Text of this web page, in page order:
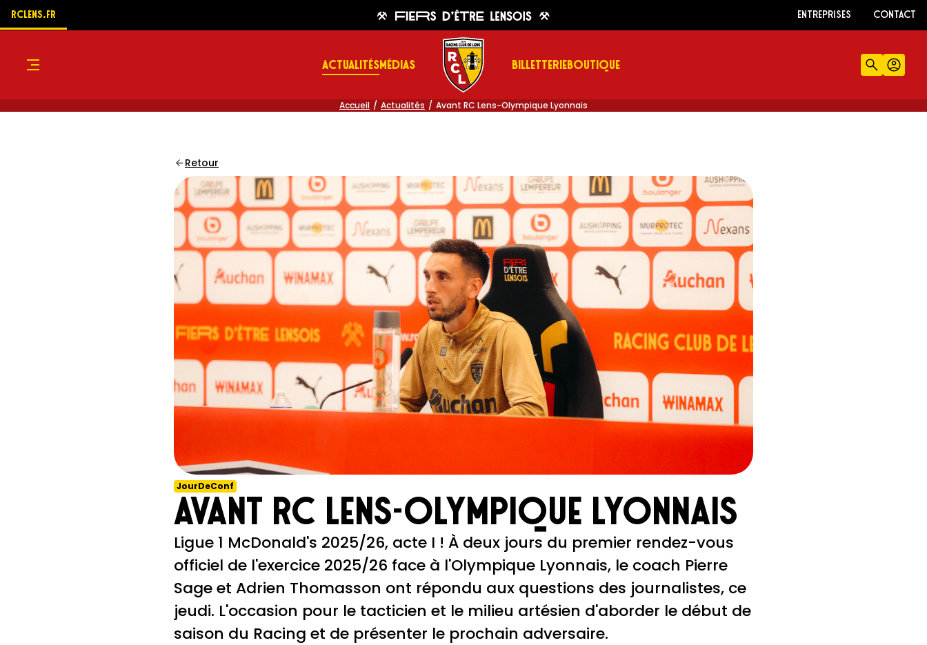
RCLENS.FR ENTREPRISES CONTACT
Menu ACTUALITÉSMÉDIAS BILLETTERIEBOUTIQUE
Accueil Actualités Avant RC Lens-Olympique Lyonnais
Retour
JourDeConf
Avant RC Lens-Olympique Lyonnais
Ligue 1 McDonald's 2025/26, acte I ! À deux jours du premier rendez-vous
officiel de l'exercice 2025/26 face à l'Olympique Lyonnais, le coach Pierre
Sage et Adrien Thomasson ont répondu aux questions des journalistes, ce
jeudi. L'occasion pour le tacticien et le milieu artésien d'aborder le début de
saison du Racing et de présenter le prochain adversaire.